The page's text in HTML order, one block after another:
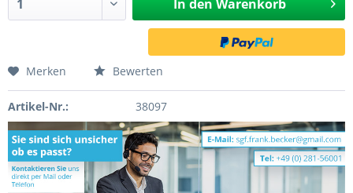
In den Warenkorb
Merken Bewerten
Artikel-Nr.: 38097